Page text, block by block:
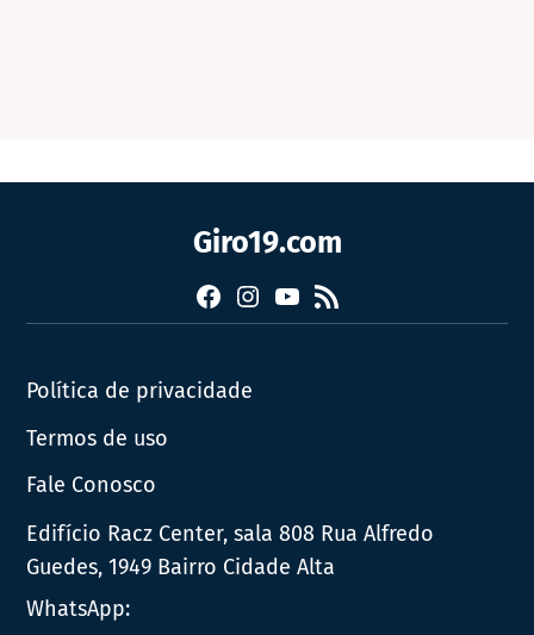
Giro19.com
Facebook
Instagram
YouTube
RSS
Política de privacidade
Termos de uso
Fale Conosco
Edifício Racz Center, sala 808 Rua Alfredo
Guedes, 1949 Bairro Cidade Alta
WhatsApp: